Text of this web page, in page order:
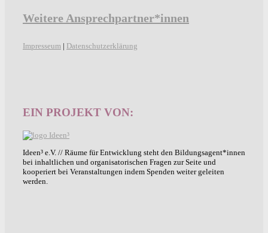
Weitere Ansprechpartner*innen
Impresseum | Datenschutzerklärung
EIN PROJEKT VON:
Ideen³ e.V. // Räume für Entwicklung steht den Bildungsagent*innen
bei inhaltlichen und organisatorischen Fragen zur Seite und
kooperiert bei Veranstaltungen indem Spenden weiter geleiten
werden.